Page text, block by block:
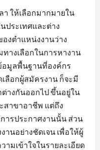
า ให้เลือกมากมายใน
ประเทศและต่าง
งตำแหน่งงานว่าง
ทางเลือกในการหางาน
อมูลพื้นฐานที่องค์กร
ลือกผู้สมัครงาน ก็จะมี
างกันออกไป ขึ้นอยู่ใน
สาขาอาชีพ แต่ถึง
ารประกาศงานนั้น ส่วน
านอย่างชัดเจน เพื่อให้ผู้
มเข้าใจในรายละเอียด